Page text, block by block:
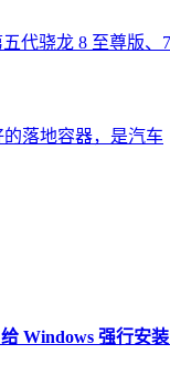
代骁龙 8 至尊版、
落地容器，是汽车
Windows 强行安